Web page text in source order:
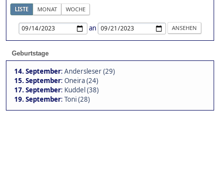
LISTE MONAT WOCHE
an
Geburtstage
14. September: Andersleser (29)
15. September: Oneira (24)
17. September: Kuddel (38)
19. September: Toni (28)